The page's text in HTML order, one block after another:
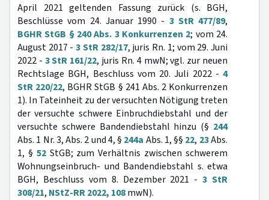
April 2021 geltenden Fassung zurück (s. BGH,
Beschlüsse vom 24. Januar 1990 - 3 StR 477/89,
BGHR StGB § 240 Abs. 3 Konkurrenzen 2; vom 24.
August 2017 -3 StR 282/17, juris Rn. 1; vom 29. Juni
2022 - 3 StR 161/22, juris Rn. 4 mwN; vgl. zur neuen
Rechtslage BGH, Beschluss vom 20. Juli 2022 - 4
StR 220/22, BGHR StGB § 241 Abs. 2 Konkurrenzen
1). In Tateinheit zu der versuchten Nötigung treten
der versuchte schwere Einbruchdiebstahl und der
versuchte schwere Bandendiebstahl hinzu (§ 244
Abs. 1 Nr. 3, Abs. 2 und 4, § 244a Abs. 1, §§ 22, 23Abs.
1, § 52StGB; zum Verhältnis zwischen schwerem
Wohnungseinbruch- und Bandendiebstahl s. etwa
BGH, Beschluss vom 8. Dezember 2021 -3 StR
308/21, NStZ-RR 2022, 108mwN).